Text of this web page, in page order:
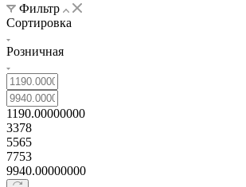
Фильтр
Сортировка
Розничная
1190.00000000
3378
5565
7753
9940.00000000